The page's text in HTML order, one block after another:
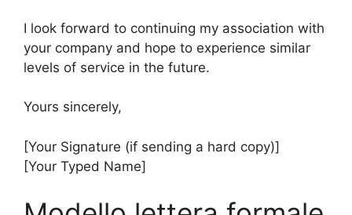
I look forward to continuing my association with
your company and hope to experience similar
levels of service in the future.
Yours sincerely,
[Your Signature (if sending a hard copy)]
[Your Typed Name]